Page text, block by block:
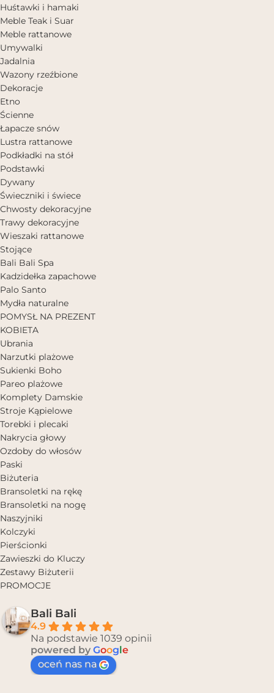
Huśtawki i hamaki
Meble Teak i Suar
Meble rattanowe
Umywalki
Jadalnia
Wazony rzeźbione
Dekoracje
Etno
Ścienne
Łapacze snów
Lustra rattanowe
Podkładki na stół
Podstawki
Dywany
Świeczniki i świece
Chwosty dekoracyjne
Trawy dekoracyjne
Wieszaki rattanowe
Stojące
Bali Bali Spa
Kadzidełka zapachowe
Palo Santo
Mydła naturalne
POMYSŁ NA PREZENT
KOBIETA
Ubrania
Narzutki plażowe
Sukienki Boho
Pareo plażowe
Komplety Damskie
Stroje Kąpielowe
Torebki i plecaki
Nakrycia głowy
Ozdoby do włosów
Paski
Biżuteria
Bransoletki na rękę
Bransoletki na nogę
Naszyjniki
Kolczyki
Pierścionki
Zawieszki do Kluczy
Zestawy Biżuterii
PROMOCJE
Bali Bali
4.9
Na podstawie 1039 opinii
powered by Google
oceń nas na